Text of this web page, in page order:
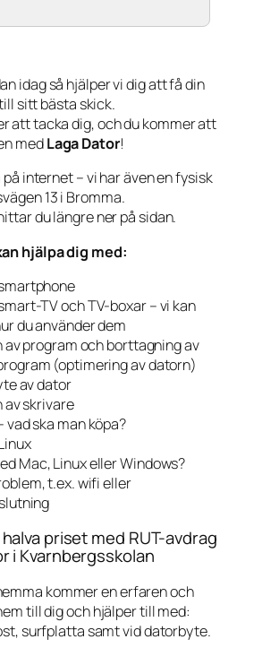
idag så hjälper vi dig att få din
sitt bästa skick.
att tacka dig, och du kommer att
medLaga Dator!
internet – vi har även en fysisk
13 i Bromma.
du längre ner på sidan.
hjälpa dig med:
TV och TV-boxar – vi kan
du använder dem
program och borttagning av
(optimering av datorn)
av dator
skrivare
vad ska man köpa?
Mac, Linux eller Windows?
t.ex. wifi eller
priset med RUT-avdrag
i Kvarnbergsskolan
kommer en erfaren och
till dig och hjälper till med:
surfplatta samt vid datorbyte.